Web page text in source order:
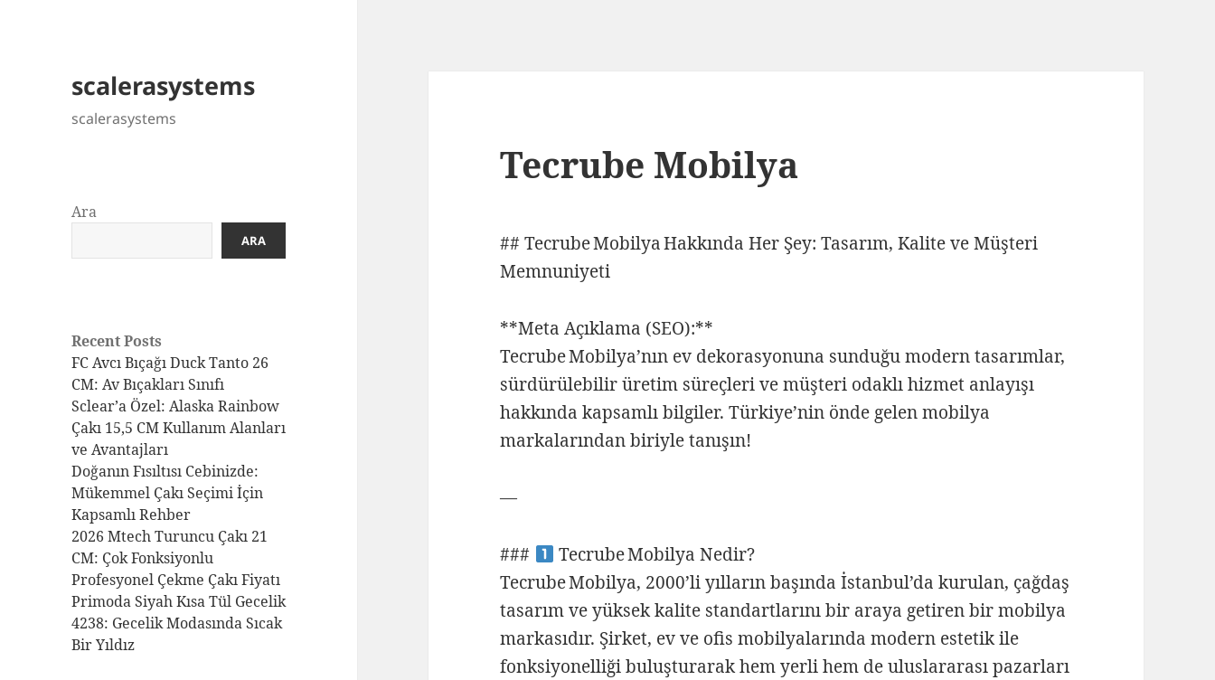
scalerasystems
scalerasystems
Ara
ARA
Recent Posts
FC Avcı Bıçağı Duck Tanto 26
CM: Av Bıçakları Sınıfı
Sclear’a Özel: Alaska Rainbow
Çakı 15,5 CM Kullanım Alanları
ve Avantajları
Doğanın Fısıltısı Cebinizde:
Mükemmel Çakı Seçimi İçin
Kapsamlı Rehber
2026 Mtech Turuncu Çakı 21
CM: Çok Fonksiyonlu
Profesyonel Çekme Çakı Fiyatı
Primoda Siyah Kısa Tül Gecelik
4238: Gecelik Modasında Sıcak
Bir Yıldız
Tecrube Mobilya
## Tecrube Mobilya Hakkında Her Şey: Tasarım, Kalite ve Müşteri
Memnuniyeti
**Meta Açıklama (SEO):**
Tecrube Mobilya’nın ev dekorasyonuna sunduğu modern tasarımlar,
sürdürülebilir üretim süreçleri ve müşteri odaklı hizmet anlayışı
hakkında kapsamlı bilgiler. Türkiye’nin önde gelen mobilya
markalarından biriyle tanışın!
—
###
Tecrube Mobilya Nedir?
Tecrube Mobilya, 2000’li yılların başında İstanbul’da kurulan, çağdaş
tasarım ve yüksek kalite standartlarını bir araya getiren bir mobilya
markasıdır. Şirket, ev ve ofis mobilyalarında modern estetik ile
fonksiyonelliği buluşturarak hem yerli hem de uluslararası pazarları